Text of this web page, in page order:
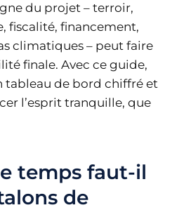
du projet – terroir,
fiscalité, financement,
climatiques – peut faire
finale. Avec ce guide,
tableau de bord chiffré et
l’esprit tranquille, que
temps faut-il
de